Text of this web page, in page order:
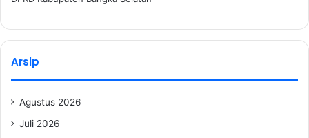
Arsip
Agustus 2026
Juli 2026